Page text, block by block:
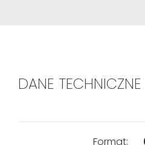
DANE TECHNICZNE
Format: